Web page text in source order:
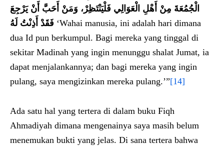
الْجُمُعَةَ مِنْ أَهْلِ الْعَوَالِي فَلْيَنْتَظِرْ، وَمَنْ أَحَبَّ أَنْ يَرْجِعَ
فَقَدْ أَذِنْتُ لَهُ‏ ‘Wahai manusia, ini adalah hari dimana
dua Id pun berkumpul. Bagi mereka yang tinggal di
sekitar Madinah yang ingin menunggu shalat Jumat, ia
dapat menjalankannya; dan bagi mereka yang ingin
pulang, saya mengizinkan mereka pulang.’”[14]
Ada satu hal yang tertera di dalam buku Fiqh
Ahmadiyah dimana mengenainya saya masih belum
menemukan bukti yang jelas. Di sana tertera bahwa